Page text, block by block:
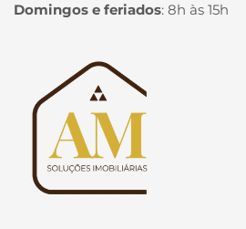
Domingos e feriados: 8h às 15h
Página inicial